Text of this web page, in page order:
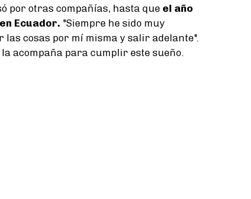
por otras compañías, hasta que el año
Ecuador. "Siempre he sido muy
cosas por mí misma y salir adelante".
acompaña para cumplir este sueño.